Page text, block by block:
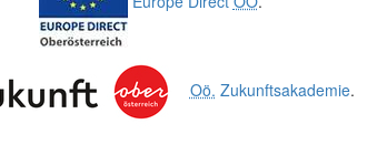
Oö. Zukunftsakademie.